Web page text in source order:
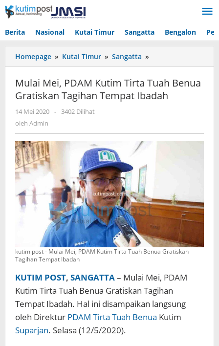
Lewati
ke
Berita Nasional Kutai Timur Sangatta Bengalon
Homepage » Kutai Timur » Sangatta »
Mei,
Kutim
Tirta
Mulai Mei, PDAM Kutim Tirta Tuah Benua
Gratiskan Tagihan Tempat Ibadah
14 Mei 2020 oleh
- 3402 Dilihat
oleh Admin
kutim post - Mulai Mei, PDAM Kutim Tirta Tuah Benua Gratiskan
Tagihan Tempat Ibadah
KUTIM POST, SANGATTA– Mulai Mei, PDAM
Kutim Tirta Tuah Benua Gratiskan Tagihan
Tempat Ibadah. Hal ini disampaikan langsung
oleh Direktur PDAM Tirta Tuah Benua Kutim
Suparjan. Selasa (12/5/2020).